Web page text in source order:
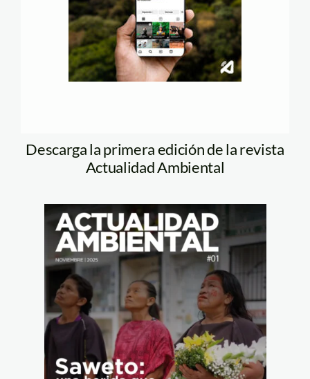
Descarga la primera edición de la revista
Actualidad Ambiental